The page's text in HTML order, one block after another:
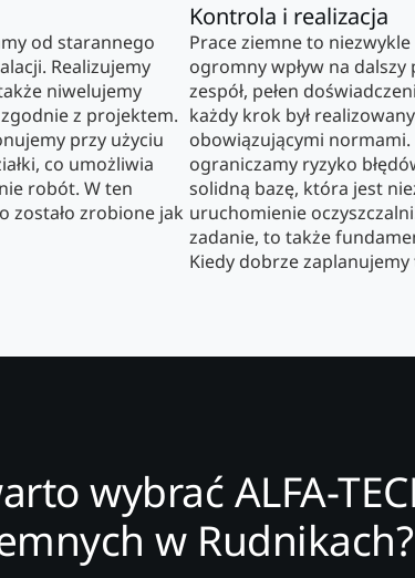
od starannego
Realizujemy
niwelujemy
z projektem.
przy użyciu
co umożliwia
robót. W ten
zostało zrobione jak
Kontrola i realizacja
Prace ziemne to
ogromny wpływ na dalszy
zespół, pełen
każdy krok był
obowiązującymi
ograniczamy ryzyko
solidną bazę, która jest
uruchomienie
zadanie, to także
Kiedy dobrze
wybrać ALFA-
w Rudnikach?